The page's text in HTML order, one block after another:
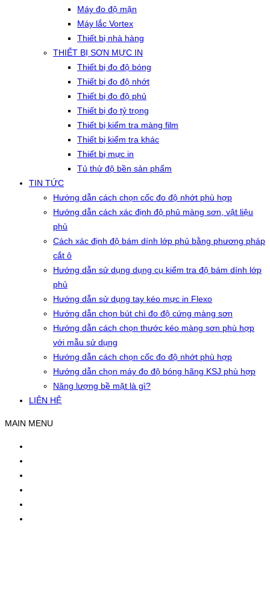
Máy đo độ mặn
Máy lắc Vortex
Thiết bị nhà hàng
THIẾT BỊ SƠN MỰC IN
Thiết bị đo độ bóng
Thiết bị đo độ nhớt
Thiết bị đo độ phủ
Thiết bị đo tỷ trọng
Thiết bị kiểm tra màng film
Thiết bị kiểm tra khác
Thiết bị mực in
Tủ thử độ bền sản phẩm
TIN TỨC
Hướng dẫn cách chọn cốc đo độ nhớt phù hợp
Hướng dẫn cách xác định độ phủ màng sơn, vật liệu
phủ
Cách xác định độ bám dính lớp phủ bằng phương pháp
cắt ô
Hướng dẫn sử dụng dụng cụ kiểm tra độ bám dính lớp
phủ
Hướng dẫn sử dụng tay kéo mực in Flexo
Hướng dẫn chọn bút chì đo độ cứng màng sơn
Hướng dẫn cách chọn thước kéo màng sơn phù hợp
với mẫu sử dụng
Hướng dẫn cách chọn cốc đo độ nhớt phù hợp
Hướng dẫn chọn máy đo độ bóng hãng KSJ phù hợp
Năng lượng bề mặt là gì?
LIÊN HỆ
MAIN MENU